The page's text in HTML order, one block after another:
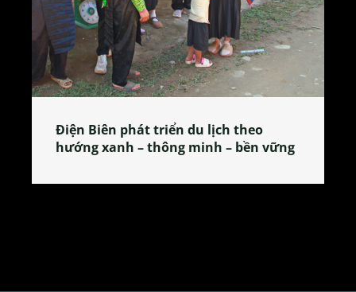
vững
Làng làm bánh tẻ Phú Nhi – nơi lan
tỏa đặc sản xứ Đoài